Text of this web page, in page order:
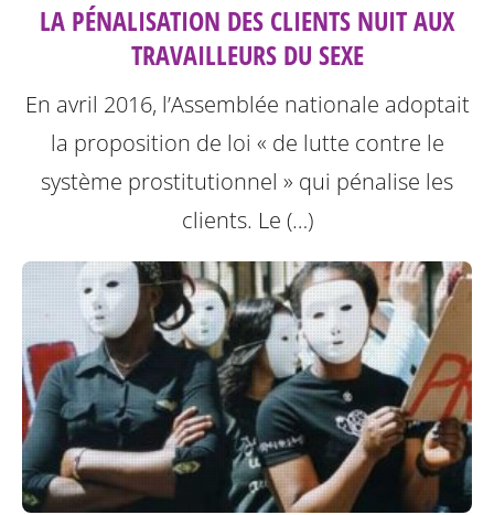
LA PÉNALISATION DES CLIENTS NUIT AUX
TRAVAILLEURS DU SEXE
En avril 2016, l’Assemblée nationale adoptait
la proposition de loi « de lutte contre le
système prostitutionnel » qui pénalise les
clients. Le (…)